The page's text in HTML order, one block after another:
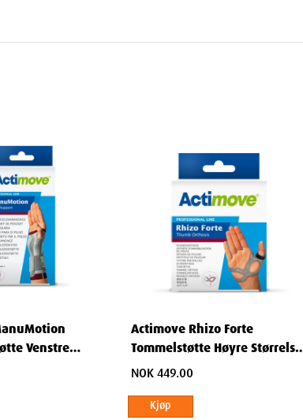
å finne riktig
Se
Venstre
1 stk
Actimove Rhizo Forte
Tommelstøtte Høyre Størrelse
Small 1 stk
NOK 449.00
Kjøp